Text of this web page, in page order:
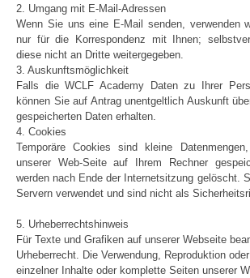
2. Umgang mit E-Mail-Adressen
Wenn Sie uns eine E-Mail senden, verwenden
nur für die Korrespondenz mit Ihnen;
diese nicht an Dritte weitergegeben.
3. Auskunftsmöglichkeit
Falls die WCLF Academy Daten zu Ihrer
können Sie auf Antrag unentgeltlich Auskunft
gespeicherten Daten erhalten.
4. Cookies
Temporäre Cookies sind kleine
unserer Web-Seite auf Ihrem Rechner
werden nach Ende der Internetsitzung gelöscht.
Servern verwendet und sind nicht als
5. Urheberrechtshinweis
Für Texte und Grafiken auf unserer Webseite
Urheberrecht. Die Verwendung, Reproduktion
einzelner Inhalte oder komplette Seiten unserer